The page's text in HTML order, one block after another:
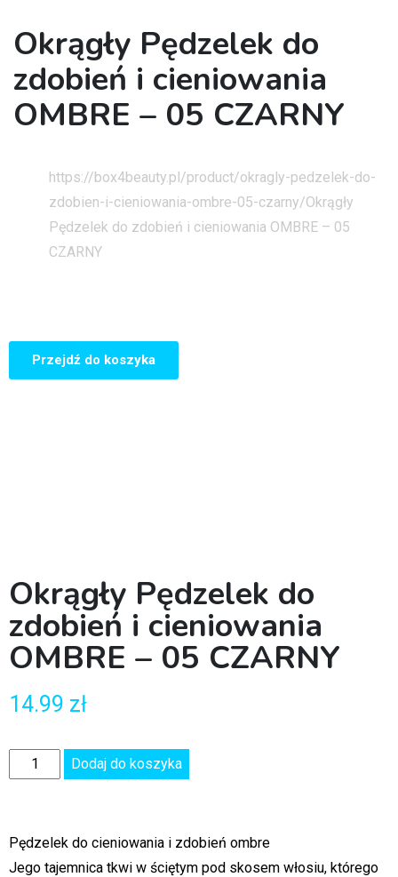
Okrągły Pędzelek do
zdobień i cieniowania
OMBRE – 05 CZARNY
https://box4beauty.pl/product/okragly-pedzelek-do-
zdobien-i-cieniowania-ombre-05-czarny/Okrągły
Pędzelek do zdobień i cieniowania OMBRE – 05
CZARNY
Przejdź do koszyka
Okrągły Pędzelek do
zdobień i cieniowania
OMBRE – 05 CZARNY
14.99 zł
Dodaj do koszyka
Pędzelek do cieniowania i zdobień ombre
Jego tajemnica tkwi w ściętym pod skosem włosiu, którego